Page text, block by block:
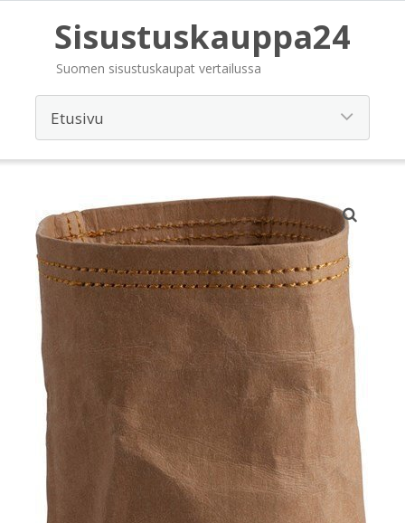
Sisustuskauppa24
Suomen sisustuskaupat vertailussa